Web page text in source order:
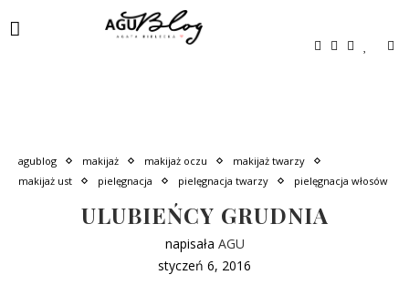
agublog makijaż makijaż oczu
makijaż twarzy
makijaż ust
pielęgnacja pielęgnacja twarzy pielęgnacja włosów
ULUBIEŃCY GRUDNIA
napisała AGU
styczeń 6, 2016